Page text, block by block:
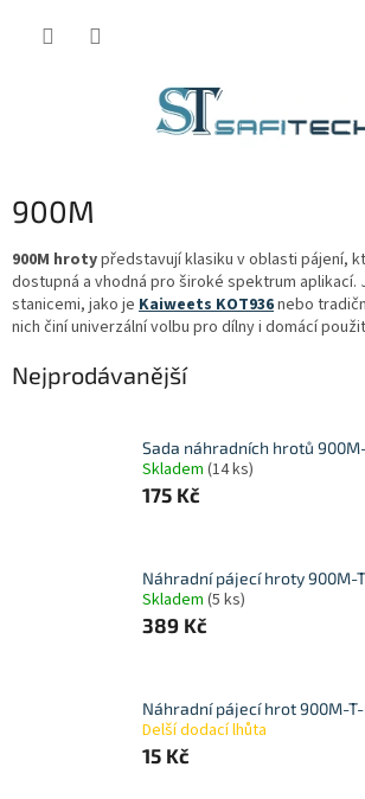
900M
900M hrotypředstavují klasiku v oblasti pájení,
dostupná a vhodná pro široké spektrum aplikací.
stanicemi, jako je Kaiweets KOT936nebo
nich činí univerzální volbu pro dílny i domácí
Nejprodávanější
Sada náhradních hrotů
Skladem (14 ks)
175 Kč
Náhradní pájecí hroty 900M-
Skladem (5 ks)
389 Kč
Náhradní pájecí hrot 900M-
Delší dodací lhůta
15 Kč